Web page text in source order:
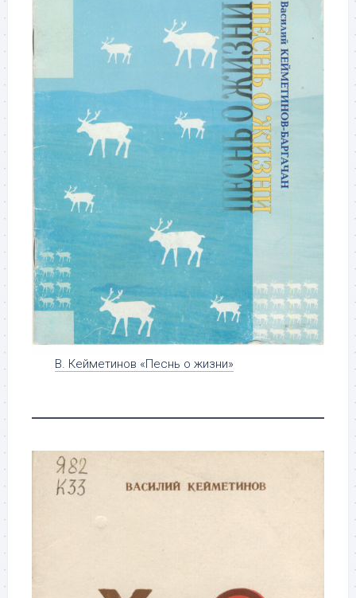
В. Кейметинов «Песнь о жизни»